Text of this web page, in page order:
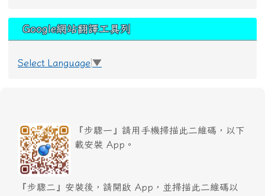
Google網站翻譯工具列
Select Language ▼
『步驟一』請用手機掃描此二維碼，以下
載安裝 App。
『步驟二』安裝後，請開啟 App，並掃描此二維碼以